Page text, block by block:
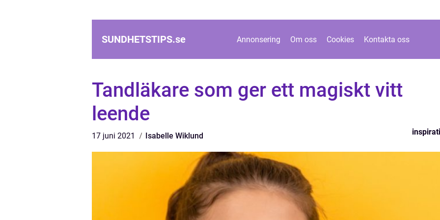
SUNDHETSTIPS.se Annonsering Om oss Cookies Kontakta oss
Tandläkare som ger ett magiskt vitt
leende
17 juni 2021 Isabelle Wiklund